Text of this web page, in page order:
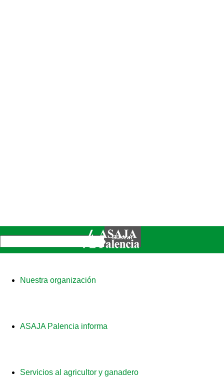
Nuestra organización
ASAJA Palencia informa
Servicios al agricultor y ganadero